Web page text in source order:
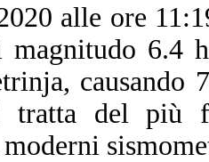
alle ore
6.4
del più